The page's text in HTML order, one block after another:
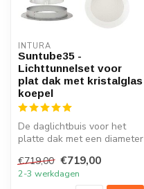
INTURA
Suntube35 -
Lichttunnelset voor
plat dak met kristalglas
koepel
De daglichtbuis voor het
platte dak met een diameter
kris...
€719,00 €719,00
2-3 werkdagen